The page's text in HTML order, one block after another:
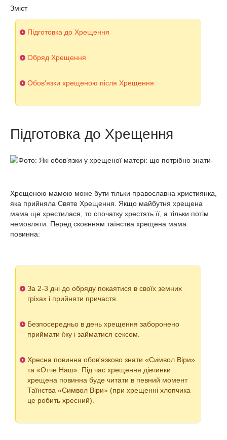
Зміст
Підготовка до Хрещення
Обряд Хрещення
Обов'язки хрещеною після Хрещення
Підготовка до Хрещення
Хрещеною мамою може бути тільки православна християнка,
яка прийняла Святе Хрещення. Якщо майбутня хрещена
мама ще хрестилася, то спочатку хрестять її, а тільки потім
немовляти. Перед скоєнням таїнства хрещена мама
повинна:
За 2-3 дні до обряду покаятися в своїх земних
гріхах і прийняти причастя.
Безпосередньо в день хрещення заборонено
приймати їжу і займатися сексом.
Хресна повинна обов'язково знати «Символ Віри»
та «Отче Наш». Під час хрещення дівчинки
хрещена повинна буде читати в певний момент
Таїнства «Символ Віри» (при хрещенні хлопчика
це робить хресний).